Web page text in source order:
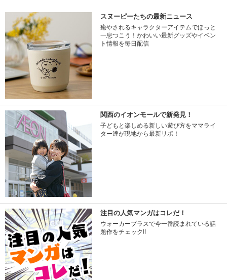
スヌーピーたちの最新ニュース
癒やされるキャラクターアイテムでほっと
一息つこう！かわいい最新グッズやイベン
ト情報を毎日配信
関西のイオンモールで新発見！
子どもと楽しめる新しい遊び方をママライ
ター達が現地から最新リポ！
注目の人気マンガはコレだ！
ウォーカープラスで今一番読まれている話
題作をチェック!!